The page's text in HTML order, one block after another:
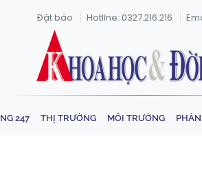
Đặt báo Hotline: 0327.216.216
247 THỊ TRƯỜNG MÔI TRƯỜNG